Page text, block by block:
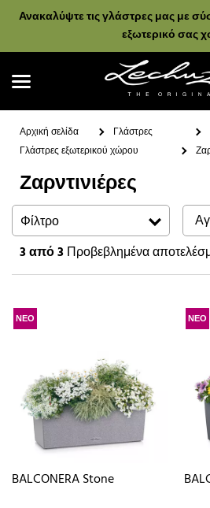
Ανακαλύψτε τις γλάστρες μας με
εξωτερικό σας
Αρχική σελίδα
Γλάστρες
Γλάστρες εξωτερικού χώρου
Ζαρντινιέρες
Φίλτρο
3από 3Προβεβλημένα
ΝΕΟ
BALCONERA Stone
ΝΕΟ